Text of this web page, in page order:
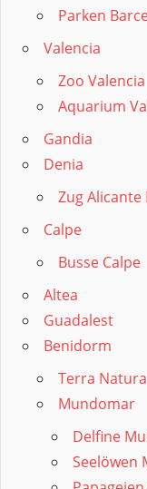
Parken
Valencia
Zoo Valencia
Aquarium
Gandia
Denia
Zug Alicante
Calpe
Busse Calpe
Altea
Guadalest
Benidorm
Terra Natura
Mundomar
Delfine
Seelöwen